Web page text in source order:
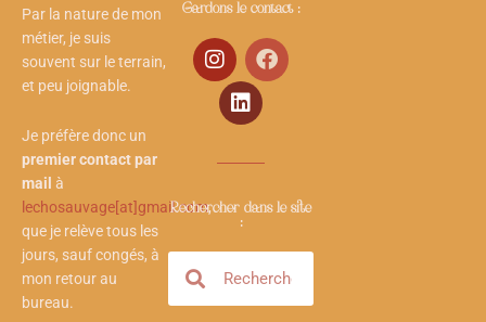
Par la nature de mon
métier, je suis
souvent sur le terrain,
et peu joignable.
Je préfère donc un
premier contact par
mail à
lechosauvage[at]gmail.com,
que je relève tous les
jours, sauf congés, à
mon retour au
bureau.
Gardons le contact :
I
n
s
t
a
m
F
a
k
L
n
k
n
Rechercher dans le site
: